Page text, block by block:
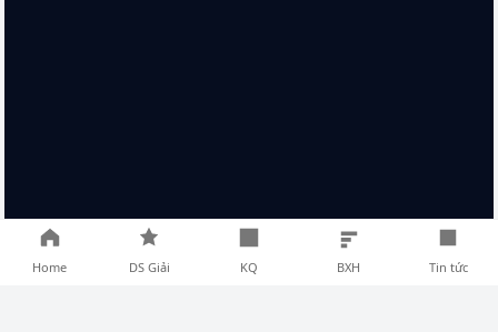
Home DS Giải KQ BXH Tin tức